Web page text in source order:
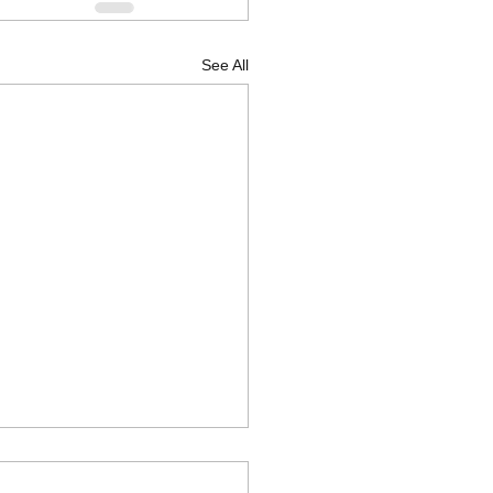
See All